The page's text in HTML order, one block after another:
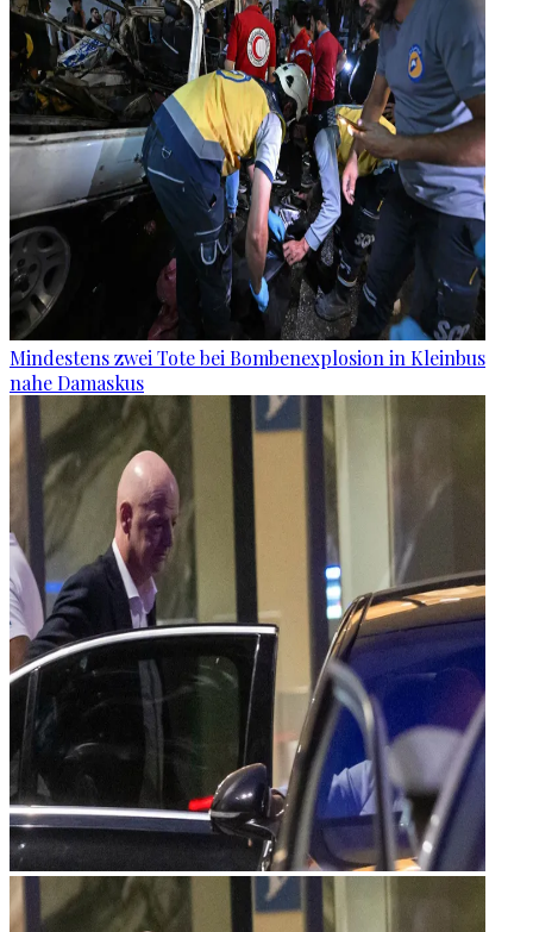
Mindestens zwei Tote bei Bombenexplosion in Kleinbus
nahe Damaskus